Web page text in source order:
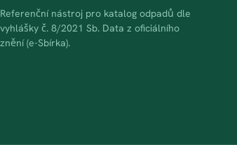
Referenční nástroj pro katalog odpadů dle
vyhlášky č. 8/2021 Sb. Data z oficiálního
znění (e-Sbírka).